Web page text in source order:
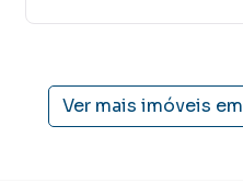
Ver mais imóveis em